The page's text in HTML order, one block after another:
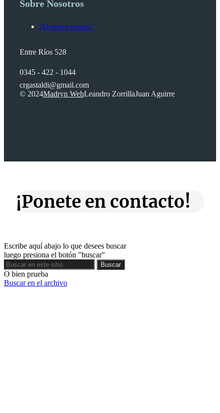
Sobre Nosotros
¿Quienes somos?
Entre Ríos 528
0345 - 422 - 1044
crgastaldi@gmail.com
© 2024Madryn WebLeandro ZorrillaJuan Aguirre
¡Ponete en contacto!
Escribe aquí abajo lo que desees buscar
luego presiona el botón "buscar"
Buscar
Buscar
O bien prueba
Buscar en el archivo